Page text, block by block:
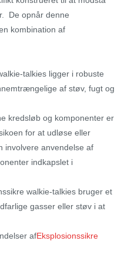
De opnår denne
kombination af
talkies ligger i robuste
af støv, fugt og
kredsløb og komponenter er
for at udløse eller
involvere anvendelse af
indkapslet i
walkie-talkies bruger et
gasser eller støv i at
afEksplosionssikre